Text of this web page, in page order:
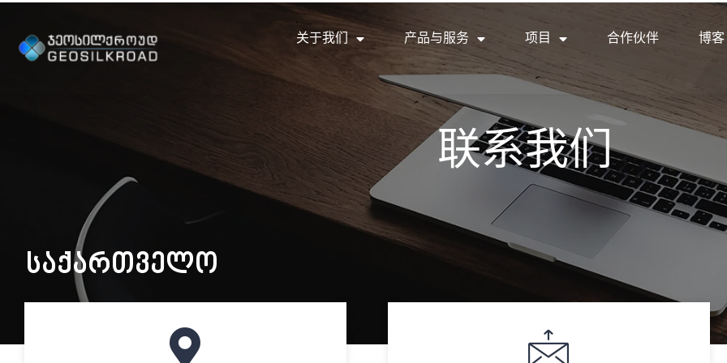
关于我们 产品与服务 项目 合作伙伴 博客
联系我们
საქართველო